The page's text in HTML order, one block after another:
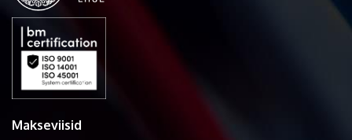
Makseviisid